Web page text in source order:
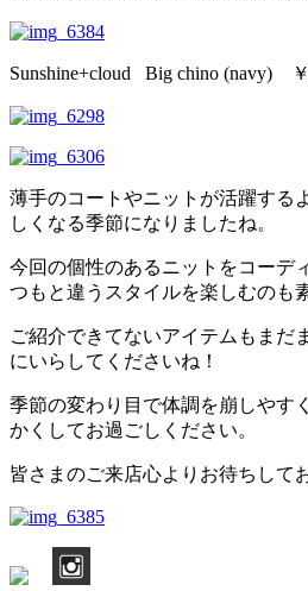
Sunshine+cloud Big chino (navy)
薄手のコートやニットが活躍する
しくなる季節になりましたね。
今回の個性のあるニットをコーデ
つもと違うスタイルを楽しむのも
ご紹介できてないアイテムもまだ
にいらしてくださいね！
季節の変わり目で体調を崩しやす
かくしてお過ごしください。
皆さまのご来店心よりお待ちして